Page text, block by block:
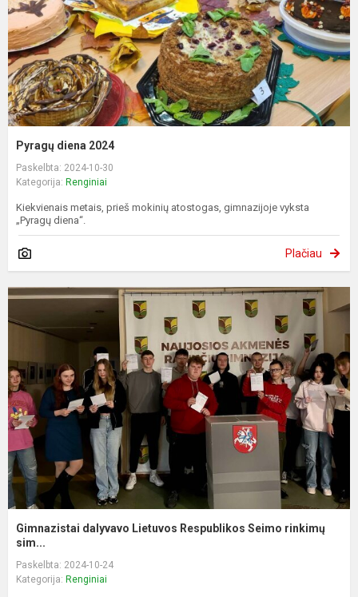
Pyragų diena 2024
Paskelbta: 2024-10-30
Kategorija: Renginiai
Kiekvienais metais, prieš mokinių atostogas, gimnazijoje vyksta
„Pyragų diena“.
Plačiau
Gimnazistai dalyvavo Lietuvos Respublikos Seimo rinkimų
sim...
Paskelbta: 2024-10-24
Kategorija: Renginiai